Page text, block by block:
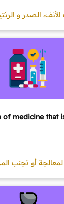
الصدر و
of medicine that
أو تجنب